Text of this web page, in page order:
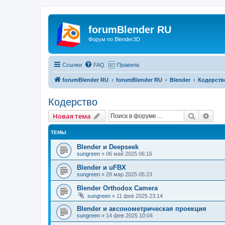
forumBlender RU
Форум по Blender3D
Ссылки FAQ Правила
forumBlender RU forumBlender RU Blender
Кодерство
Новая тема Поиск
ТЕМЫ
Blender и Deepseek
sungreen » 06 май 2025 06:16
Blender и uFBX
sungreen » 29 мар 2025 05:23
Blender Orthodox Camera
sungreen » 11 фев 2025 23:14
Blender и аксонометрическая проекция
sungreen » 14 фев 2025 10:04